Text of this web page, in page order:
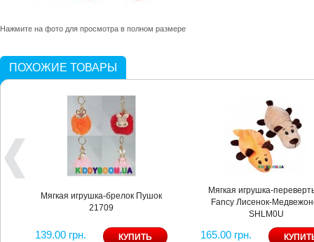
Нажмите на фото для просмотра в полном размере
ПОХОЖИЕ ТОВАРЫ
Мягкая игрушка-брелок Пушок
21709
139.00 грн.
Мягкая игрушка-
Fancy Лисенок-
SHLM0U
165.00 грн.